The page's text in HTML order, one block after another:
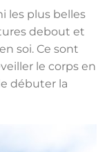
les plus belles
debout et
soi. Ce sont
le corps en
débuter la